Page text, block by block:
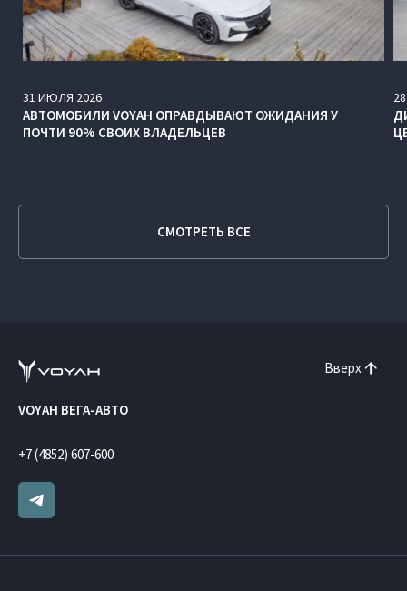
31 ИЮЛЯ 2026
АВТОМОБИЛИ VOYAH ОПРАВДЫВАЮТ ОЖИДАНИЯ У
ПОЧТИ 90% СВОИХ ВЛАДЕЛЬЦЕВ
28
СМОТРЕТЬ ВСЕ
Вверх
VOYAH ВЕГА-АВТО
+7 (4852) 607-600